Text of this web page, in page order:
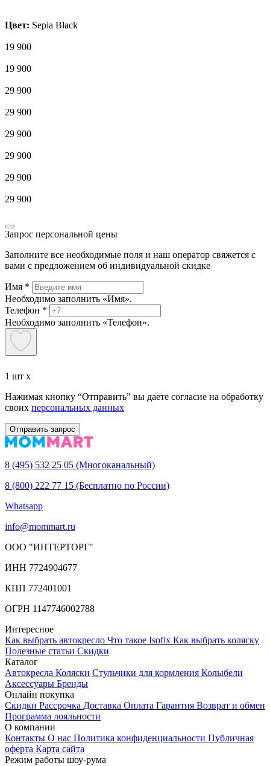
Цвет: Sepia Black
19 900
19 900
29 900
29 900
29 900
29 900
29 900
29 900
Запрос персональной цены
Заполните все необходимые поля и наш оператор свяжется с
вами с предложением об индивидуальной скидке
Имя *
Необходимо заполнить «Имя».
Телефон *
Необходимо заполнить «Телефон».
1 шт x
Нажимая кнопку “Отправить” вы даете согласие на обработку
своих персональных данных
Отправить запрос
8 (495) 532 25 05 (Многоканальный)
8 (800) 222 77 15 (Бесплатно по России)
Whatsapp
info@mommart.ru
ООО "ИНТЕРТОРГ"
ИНН 7724904677
КПП 772401001
ОГРН 1147746002788
Интересное
Как выбрать автокресло Что такое Isofix Как выбрать коляску
Полезные статьи Cкидки
Каталог
Автокресла Коляски Стульчики для кормления Колыбели
Аксессуары Бренды
Онлайн покупка
Скидки Рассрочка Доставка Оплата Гарантия Возврат и обмен
Программа лояльности
О компании
Контакты О нас Политика конфиденциальности Публичная
оферта Карта сайта
Режим работы шоу-рума